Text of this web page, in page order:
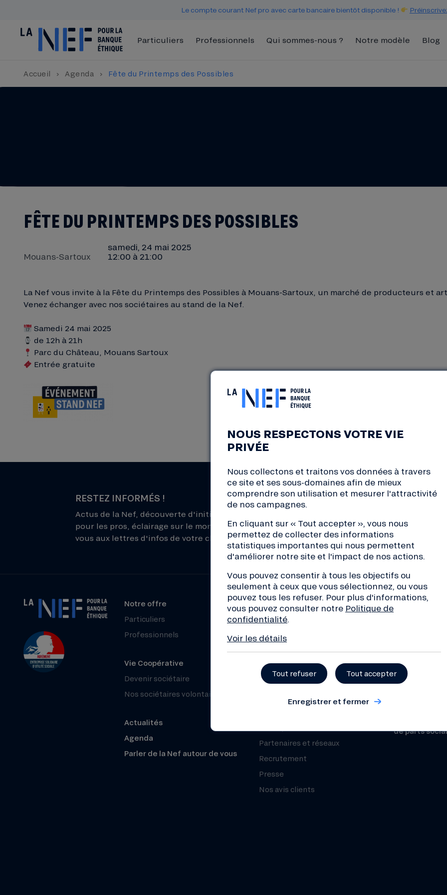
Le compte courant Nef pro avec carte bancaire bientôt disponible !
Particuliers Professionnels Qui sommes-nous ? Notre modèle Blog
Accueil › Agenda › Fête du Printemps des Possibles
FÊTE DU PRINTEMPS DES POSSIBLES
Mouans-Sartoux
samedi, 24 mai 2025
12:00 à 21:00
La Nef vous invite à la Fête du Printemps des Possibles à Mouans-Sartoux, un marché de producteurs et
Venez échanger avec nos sociétaires au stand de la Nef.
Samedi 24 mai 2025
de 12h à 21h
Parc du Château, Mouans Sartoux
Entrée gratuite
RESTEZ INFORMÉS !
Actus de la Nef, découverte d'initiatives de la transition, conseils
pour les pros, éclairage sur le monde de la finance... Inscrivez-
vous aux lettres d'infos de votre choix !
Notre offre
Particuliers
Professionnels
Vie Coopérative
Devenir sociétaire
Nos sociétaires volontaires
Actualités
Agenda
Parler de la Nef autour de vous
Qui sommes-nous ?
Projets financés
Organisation et équipe
Histoire
Chiffres clés
Partenaires et réseaux
Recrutement
Presse
Nos avis clients
Besoin d’aide ?
Centre d’aide
Réclamation
Sécurité
Fonds de
Prospectus
de parts
NOUS RESPECTONS VOTRE VIE
PRIVÉE
Nous collectons et traitons vos données à travers
ce site et ses sous-domaines afin de mieux
comprendre son utilisation et mesurer l'attractivité
de nos campagnes.
En cliquant sur « Tout accepter », vous nous
permettez de collecter des informations
statistiques importantes qui nous permettent
d'améliorer notre site et l'impact de nos actions.
Vous pouvez consentir à tous les objectifs ou
seulement à ceux que vous sélectionnez, ou vous
pouvez tous les refuser. Pour plus d'informations,
vous pouvez consulter notre Politique de
confidentialité
Voir les détails
Tout refuser Tout accepter
Enregistrer et fermer